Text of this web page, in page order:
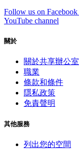
Follow us on Facebook
YouTube channel
關於
關於共享辦公室
職業
條款和條件
隱私政策
免責聲明
其他服務
列出您的空間